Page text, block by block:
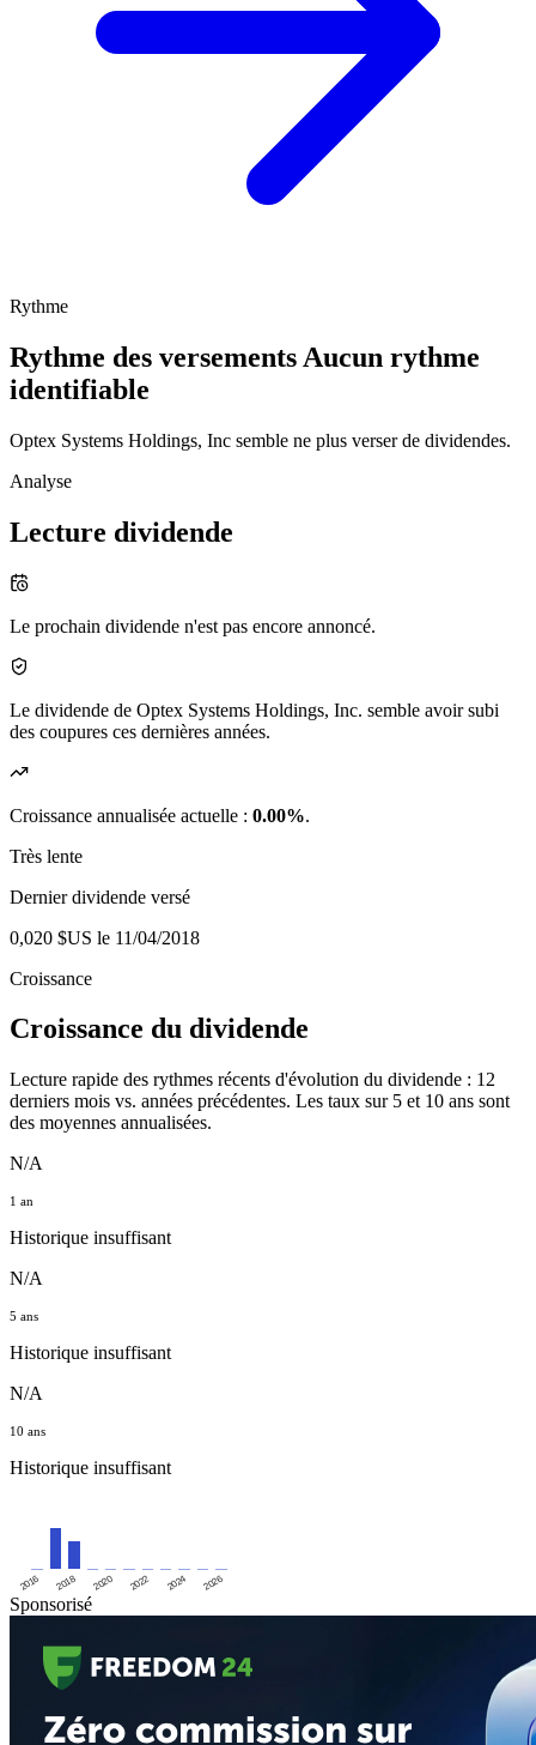
Rythme
Rythme des versements Aucun rythme
identifiable
Optex Systems Holdings, Inc semble ne plus verser de dividendes.
Analyse
Lecture dividende
Le prochain dividende n'est pas encore annoncé.
Le dividende de Optex Systems Holdings, Inc. semble avoir subi
des coupures ces dernières années.
Croissance annualisée actuelle : 0.00%.
Très lente
Dernier dividende versé
0,020 $US le 11/04/2018
Croissance
Croissance du dividende
Lecture rapide des rythmes récents d'évolution du dividende : 12
derniers mois vs. années précédentes. Les taux sur 5 et 10 ans sont
des moyennes annualisées.
N/A
1 an
Historique insuffisant
N/A
5 ans
Historique insuffisant
N/A
10 ans
Historique insuffisant
2016 2018 2020 2022 2024 2026
Sponsorisé